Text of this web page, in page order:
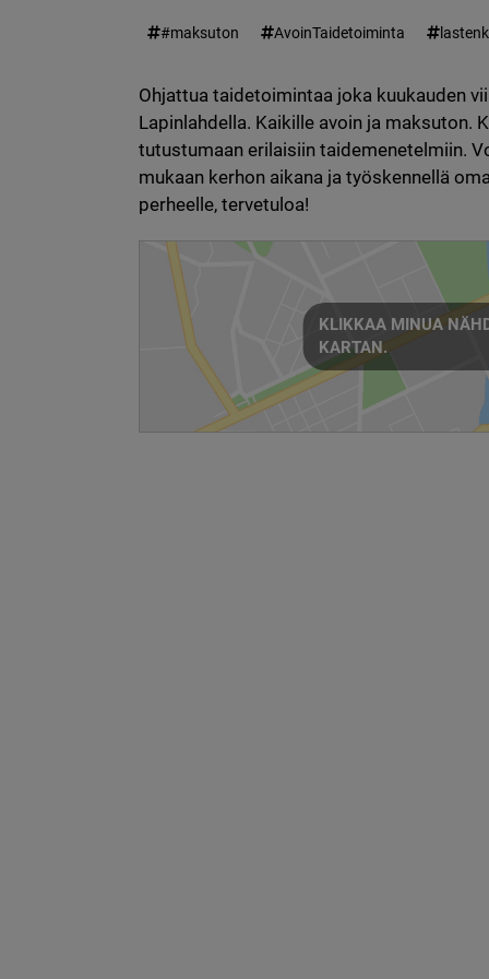
#maksuton AvoinTaidetoiminta
Ohjattua taidetoimintaa joka kuukauden
Lapinlahdella. Kaikille avoin ja maksuton.
tutustumaan erilaisiin taidemenetelmiin.
mukaan kerhon aikana ja työskennellä
perheelle, tervetuloa!
KLIKKAA MINUA
KARTAN.